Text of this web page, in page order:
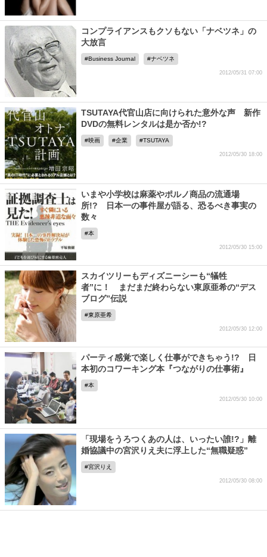
コンプライアンスもクソもない「ナベツネ」の
大放言
Business Journal ナベツネ
2012/05/31 07:00
TSUTAYA代官山店に向けられた意外な声 新作
DVDの無料レンタルは是か否か!?
映画 企業 TSUTAYA
2012/05/30 18:00
いまや小学校は麻薬やポルノ商品の流通場
所!? 日本一の事件屋が語る、恐るべき事実の
数々
本
2012/05/30 15:00
スカイツリーもディズニーシーも“犠牲
者”に！ まだまだ終わらない東原亜希の“デス
ブログ”伝説
東原亜希
2012/05/30 12:00
パーティ感覚で楽しく仕事ができちゃう!? 日
本初のコワーキング本『つながりの仕事術』
本
2012/05/30 10:00
「現場をうろつくあの人は、いったい誰!?」離
婚協議中の宮沢りえ夫に浮上した“無職疑惑”
宮沢りえ
2012/05/30 08:00